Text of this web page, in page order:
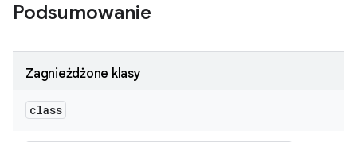
Podsumowanie
Zagnieżdżone klasy
class